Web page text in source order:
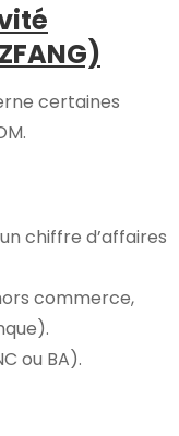
certaines
chiffre d’affaires
commerce,
ou BA).